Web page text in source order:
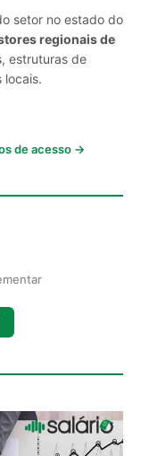
setor no estado do
regionais de
estruturas de
locais.
de acesso →